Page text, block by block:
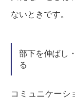
ないときです。
部下を伸ばし
る
コミュニケーシ